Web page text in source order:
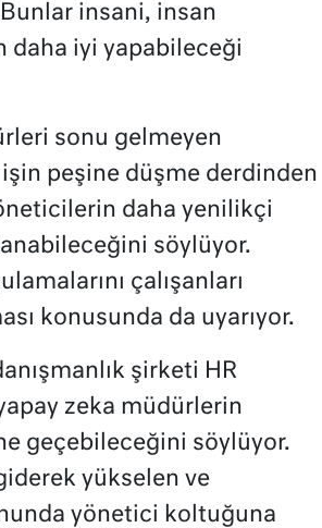
insani, insan
daha iyi yapabileceği
sonu gelmeyen
peşine düşme derdinden
daha yenilikçi
söylüyor.
çalışanları
konusunda da uyarıyor.
şirketi HR
zeka müdürlerin
geçebileceğini söylüyor.
yükselen ve
yönetici koltuğuna